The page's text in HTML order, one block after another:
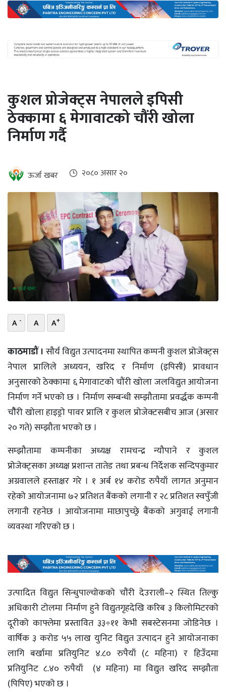
ऊर्जा
दक्षता
खबर
हरित
हाइड्रोजन
सम्पादकीय
पर्यटन
भिडियो
छापा
खोज
प्रोफाइल
ऊर्जा
विशेष
कुशल प्रोजेक्ट्स नेपालले इपिसी
ठेक्कामा ६ मेगावाटको चौंरी खोला
निर्माण गर्दै
ऊर्जा खबर २०८० असार २०
A - A A+
काठमाडौं । सौर्य विद्युत उत्पादनमा स्थापित कम्पनी कुशल प्रोजेक्ट्स
नेपाल प्रालिले अध्ययन, खरिद र निर्माण (इपिसी) प्रावधान
अनुसारको ठेक्कामा ६ मेगावाटको चौंरी खोला जलविद्युत आयोजना
निर्माण गर्ने भएको छ । निर्माण सम्बन्धी सम्झौतामा प्रवर्द्धक कम्पनी
चौैंरी खोला हाइड्रो पावर प्रालि र कुशल प्रोजेक्टसबीच आज (असार
२० गते) सम्झौता भएको छ ।
सम्झौतामा कम्पनीका अध्यक्ष रामचन्द्र न्यौपाने र कुशल
प्रोजेक्ट्सका अध्यक्ष प्रशान्त तातेड तथा प्रबन्ध निर्देशक सन्दिपकुमार
अग्रवालले हस्ताक्षर गरे । १ अर्ब १४ करोड रुपैयाँ लागत अनुमान
रहेको आयोजनामा ७२ प्रतिशत बैंकको लगानी र २८ प्रतिशत स्वपुँजी
लगानी रहनेछ । आयोजनामा माछापुच्छ्रे बैंकको अगुवाई लगानी
व्यवस्था गरिएको छ ।
उत्पादित विद्युत सिन्धुपाल्चोकको चौंरी देउराली–२ स्थित तिल्कु
अधिकारी टोलमा निर्माण हुने विद्युतगृहदेखि करिब ३ किलोमिटरको
दूरीको काफ्लेमा प्रस्तावित ३३÷११ केभी सबस्टेसनमा जोडिनेछ ।
वार्षिक ३ करोड ५५ लाख युनिट विद्युत उत्पादन हुने आयोजनाका
लागि बर्खामा प्रतियुनिट ४.८० रुपैयाँ (८ महिना) र हिउँदमा
प्रतियुनिट ८.४० रुपैयाँ (४ महिना) मा विद्युत खरिद सम्झौता
(पिपिए) भएको छ ।